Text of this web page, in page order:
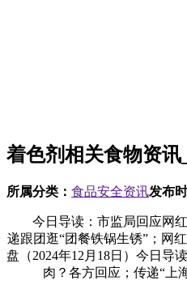
着色剂相关食物资讯
所属分类： 食品安全资讯发布
今日导读：市监局回应网红
递跟团逛“团餐铁锅生锈”；网
盘（2024年12月18日）今日导
肉？各方回应；传递“上